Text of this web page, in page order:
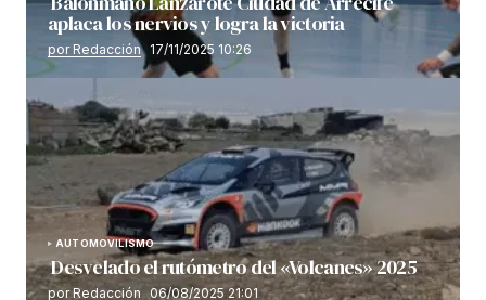
aplaca los nervios y logra la victoria
por Redacción 17/11/2025 10:26
AUTOMOVILISMO
Desvelado el rutómetro del «Volcanes» 2025
por Redacción 06/08/2025 21:01